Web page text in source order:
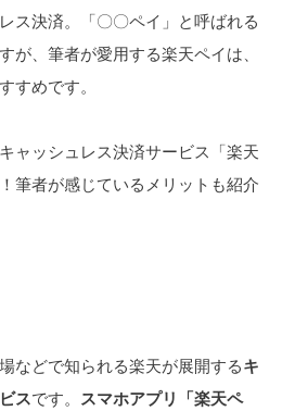
ス決済。「〇〇ペイ」と呼ばれる
が、筆者が愛用する楽天ペイは、
すめです。
ャッシュレス決済サービス「楽天
筆者が感じているメリットも紹介
などで知られる楽天が展開するキ
スです。 スマホアプリ「楽天ペ